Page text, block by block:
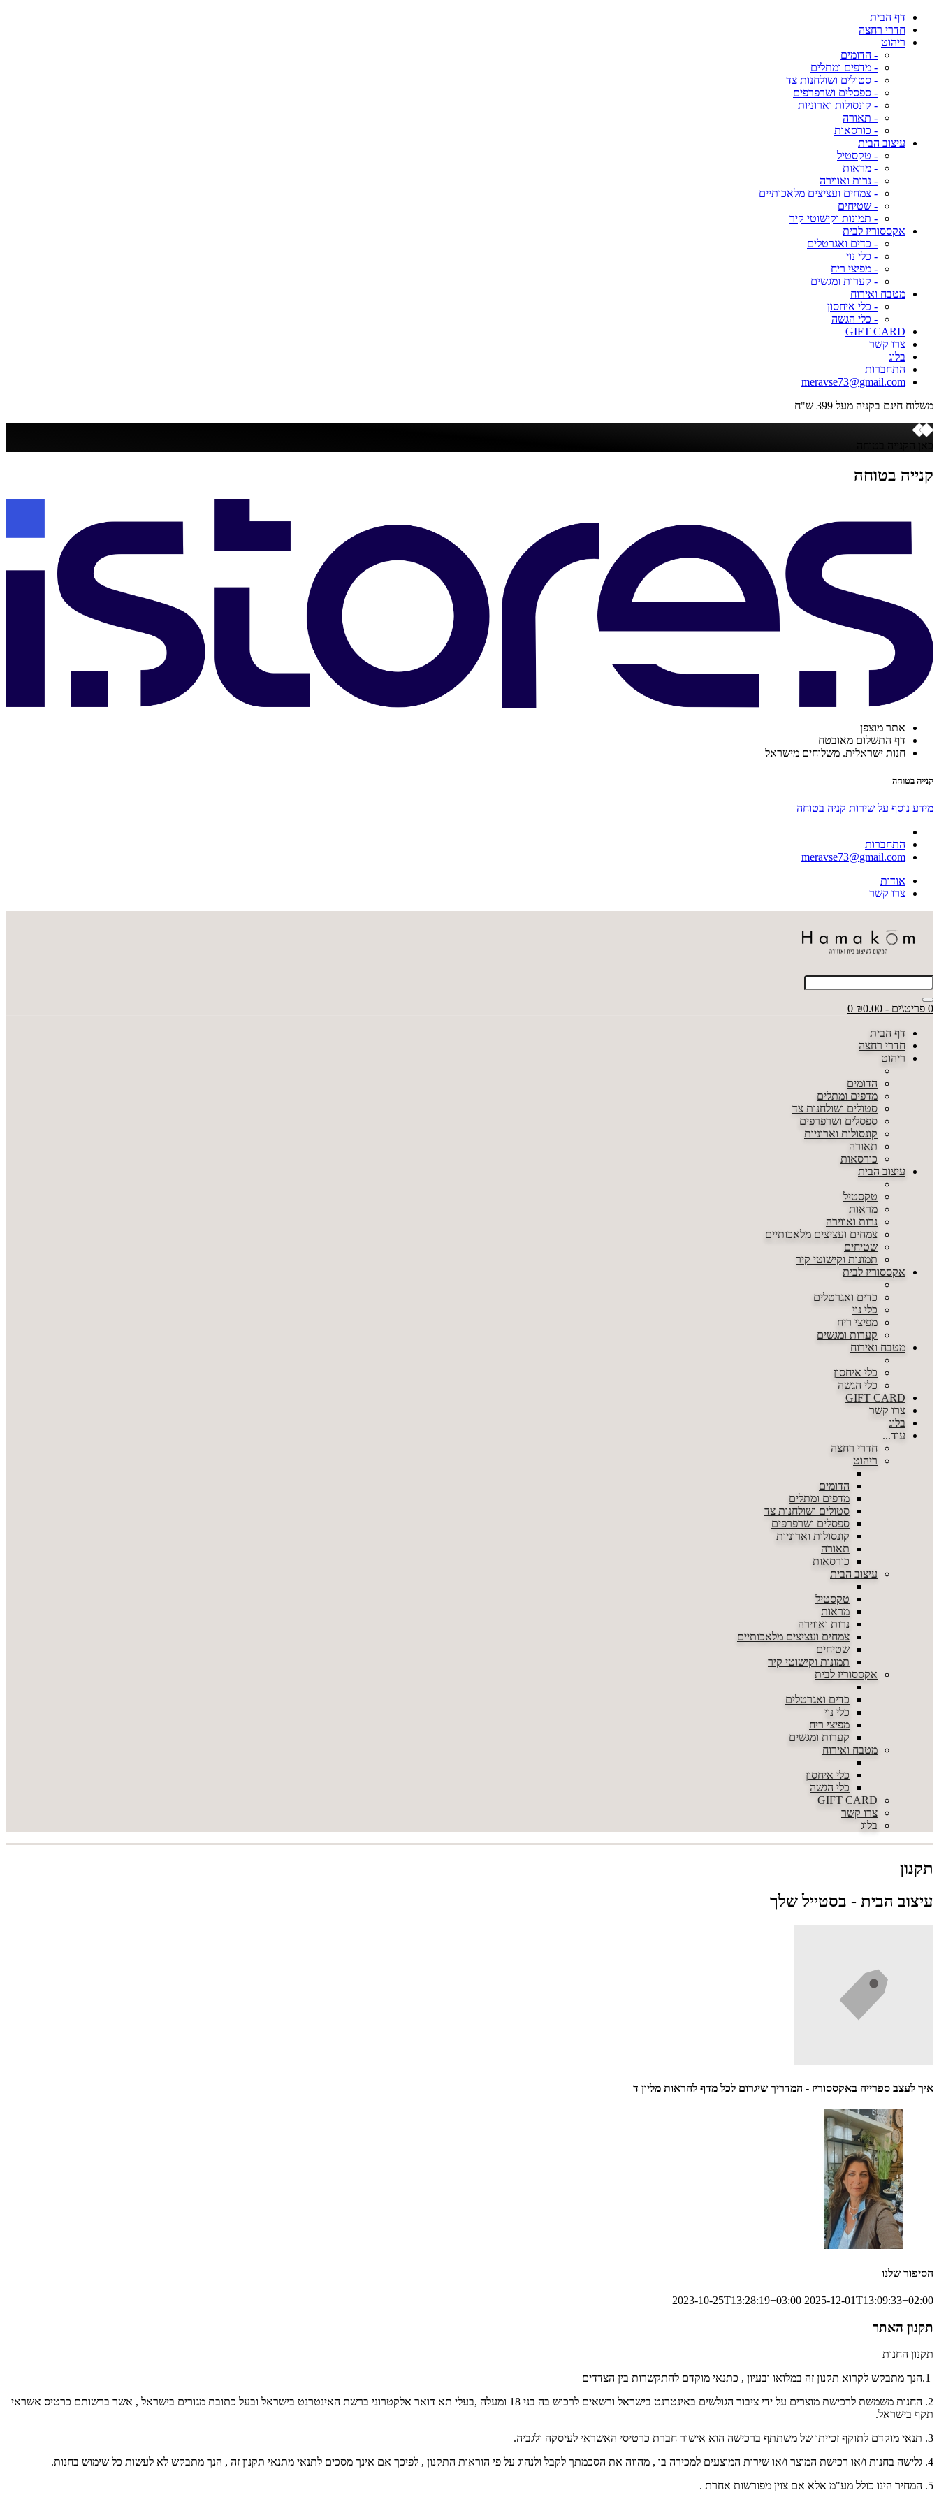
דף הבית
חדרי רחצה
ריהוט
- הדומים
- מדפים ומתלים
- סטולים ושולחנות צד
- ספסלים ושרפרפים
- קונסולות וארוניות
- תאורה
- כורסאות
עיצוב הבית
- טקסטיל
- מראות
- נרות ואווירה
- צמחים ועציצים מלאכותיים
- שטיחים
- תמונות וקישוטי קיר
אקססוריז לבית
- כדים ואגרטלים
- כלי נוי
- מפיצי ריח
- קערות ומגשים
מטבח ואירוח
- כלי איחסון
- כלי הגשה
GIFT CARD
צרו קשר
בלוג
התחברות
meravse73@gmail.com
משלוח חינם בקניה מעל 399 ש"ח
כאן הקנייה בטוחה
קנייה בטוחה
אתר מוצפן
דף התשלום מאובטח
חנות ישראלית. משלוחים מישראל
קנייה בטוחה
מידע נוסף על שירות קניה בטוחה
התחברות
meravse73@gmail.com
אודות
צרו קשר
0 פריט\ים - ₪0.00 0
דף הבית
חדרי רחצה
ריהוט
הדומים
מדפים ומתלים
סטולים ושולחנות צד
ספסלים ושרפרפים
קונסולות וארוניות
תאורה
כורסאות
עיצוב הבית
טקסטיל
מראות
נרות ואווירה
צמחים ועציצים מלאכותיים
שטיחים
תמונות וקישוטי קיר
אקססוריז לבית
כדים ואגרטלים
כלי נוי
מפיצי ריח
קערות ומגשים
מטבח ואירוח
כלי איחסון
כלי הגשה
GIFT CARD
צרו קשר
בלוג
עוד...
חדרי רחצה
ריהוט
הדומים
מדפים ומתלים
סטולים ושולחנות צד
ספסלים ושרפרפים
קונסולות וארוניות
תאורה
כורסאות
עיצוב הבית
טקסטיל
מראות
נרות ואווירה
צמחים ועציצים מלאכותיים
שטיחים
תמונות וקישוטי קיר
אקססוריז לבית
כדים ואגרטלים
כלי נוי
מפיצי ריח
קערות ומגשים
מטבח ואירוח
כלי איחסון
כלי הגשה
GIFT CARD
צרו קשר
בלוג
תקנון
עיצוב הבית - בסטייל שלך
איך לעצב ספרייה באקססוריז - המדריך שיגרום לכל מדף להראות מליון ד
הסיפור שלנו
2023-10-25T13:28:19+03:00 2025-12-01T13:09:33+02:00
תקנון האתר
תקנון החנות
2. החנות משמשת לרכישת מוצרים על ידי ציבור הגולשים באינטרנט בישראל ורשאים לרכוש בה בני 18 ומעלה ,בעלי תא דואר אלקטרוני ברשת האינטרנט בישראל ובעל כתובת מגורים בישראל , אשר ברשותם כרטיס אשראי
תקף בישראל.
3. תנאי מוקדם לתוקף זכייתו של משתתף ברכישה הוא אישור חברת כרטיסי האשראי לעיסקה ולגביה.
4. גלישה בחנות ו/או רכישת המוצר ו/או שירות המוצעים למכירה בו , מהווה את הסכמתך לקבל ולנהוג על פי הוראות התקנון , לפיכך אם אינך מסכים לתנאי מתנאי תקנון זה , הנך מתבקש לא לעשות כל שימוש בחנות.
5. המחיר הינו כולל מע"מ אלא אם צוין מפורשות אחרת .